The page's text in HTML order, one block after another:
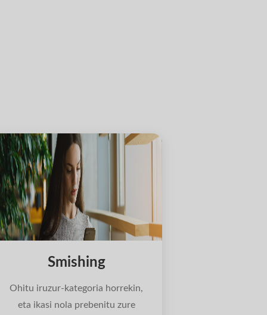
Smishing
Ohitu iruzur-kategoria horrekin,
eta ikasi nola prebenitu zure